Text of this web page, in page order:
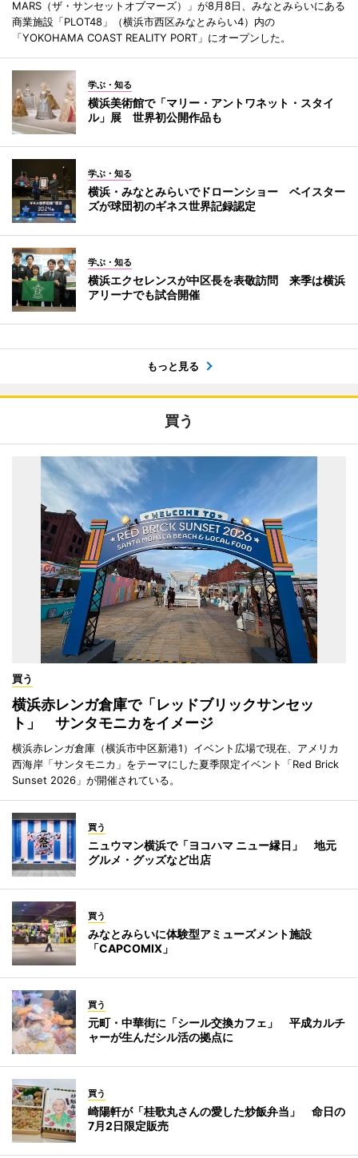
MARS（ザ・サンセットオブマーズ）」が8月8日、みなとみらいにある
商業施設「PLOT48」（横浜市西区みなとみらい4）内の
「YOKOHAMA COAST REALITY PORT」にオープンした。
学ぶ・知る
横浜美術館で「マリー・アントワネット・スタイ
ル」展 世界初公開作品も
学ぶ・知る
横浜・みなとみらいでドローンショー ベイスター
ズが球団初のギネス世界記録認定
学ぶ・知る
横浜エクセレンスが中区長を表敬訪問 来季は横浜
アリーナでも試合開催
もっと見る
買う
買う
横浜赤レンガ倉庫で「レッドブリックサンセッ
ト」 サンタモニカをイメージ
横浜赤レンガ倉庫（横浜市中区新港1）イベント広場で現在、アメリカ
西海岸「サンタモニカ」をテーマにした夏季限定イベント「Red Brick
Sunset 2026」が開催されている。
買う
ニュウマン横浜で「ヨコハマ ニュー縁日」 地元
グルメ・グッズなど出店
買う
みなとみらいに体験型アミューズメント施設
「CAPCOMIX」
買う
元町・中華街に「シール交換カフェ」 平成カルチ
ャーが生んだシル活の拠点に
買う
崎陽軒が「桂歌丸さんの愛した炒飯弁当」 命日の
7月2日限定販売